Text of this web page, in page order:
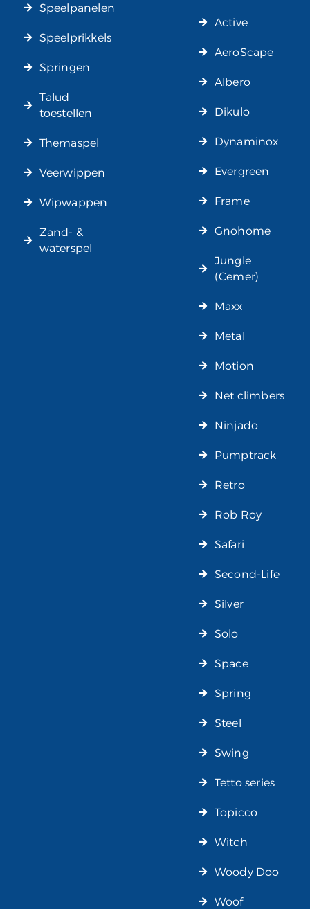
Speelpanelen
Speelprikkels
Springen
Talud
toestellen
Themaspel
Veerwippen
Wipwappen
Zand- &
waterspel
Active
AeroScape
Albero
Dikulo
Dynaminox
Evergreen
Frame
Gnohome
Jungle
(Cemer)
Maxx
Metal
Motion
Net climbers
Ninjado
Pumptrack
Retro
Rob Roy
Safari
Second-Life
Silver
Solo
Space
Spring
Steel
Swing
Tetto series
Topicco
Witch
Woody Doo
Woof